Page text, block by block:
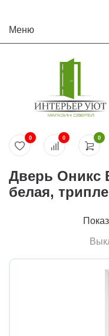
Меню
0
0 0
Дверь Оникс
белая,